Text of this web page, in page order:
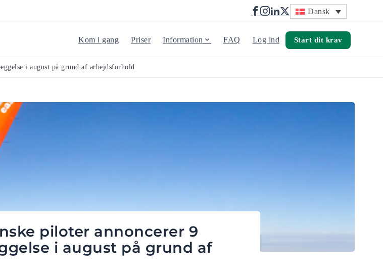
Dansk
Kom i gang Priser Information FAQ Log ind Start dit krav
i august på grund af arbejdsforhold
piloter annoncerer 9
i august på grund af